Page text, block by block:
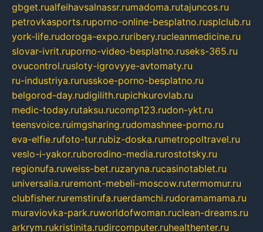
gbget.rualfeihavsalnassr.rumadoma.rutajuncos.ru
petrovkasports.ruporno-online-besplatno.rusplclub.ru
york-life.rudoroga-expo.ruribery.rucleanmedicine.ru
slovar-ivrit.ruporno-video-besplatno.ruseks-365.ru
ovucontrol.rusloty-igrovyye-avtomaty.ru
ru-industriya.rurusskoe-porno-besplatno.ru
belgorod-day.rudigilith.rupichkurovlab.ru
medic-today.rutaksu.rucomp123.rudon-ykt.ru
teensvoice.ruimgsharing.rudomashnee-porno.ru
eva-elfie.rufoto-tur.rubiz-doska.rumetropoltravel.ru
veslo-i-yakor.ruborodino-media.rurostotsky.ru
regionufa.ruweiss-bet.ruzaryna.rucasinotablet.ru
universalia.ruremont-mebeli-moscow.rutermomur.ru
clubfisher.ruremstirufa.ruerdamchi.rudoramamama.ru
muraviovka-park.ruworldofwoman.ruclean-dreams.ru
arkrym.rukristinita.rudircomputer.ruhealthenter.ru